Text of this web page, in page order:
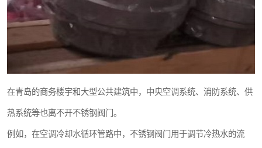
在青岛的商务楼宇和大型公共建筑中，中央空调系统、消防系统、供
热系统等也离不开不锈钢阀门。
例如，在空调冷却水循环管路中，不锈钢阀门用于调节冷热水的流